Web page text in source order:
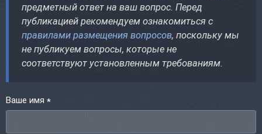
предметный ответ на ваш вопрос. Перед
публикацией рекомендуем ознакомиться с
правилами размещения вопросов, поскольку мы
не публикуем вопросы, которые не
соответствуют установленным требованиям.
Ваше имя *